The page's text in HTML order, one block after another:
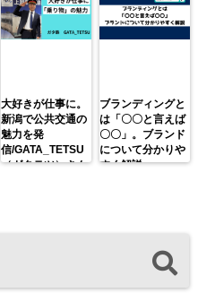
大好きが仕事に。
新潟で公共交通の
魅力を発
信/GATA_TETSU
（ガタテツ）さん
ブランディングと
は「〇〇と言えば
〇〇」。ブランド
について分かりや
すく解説。